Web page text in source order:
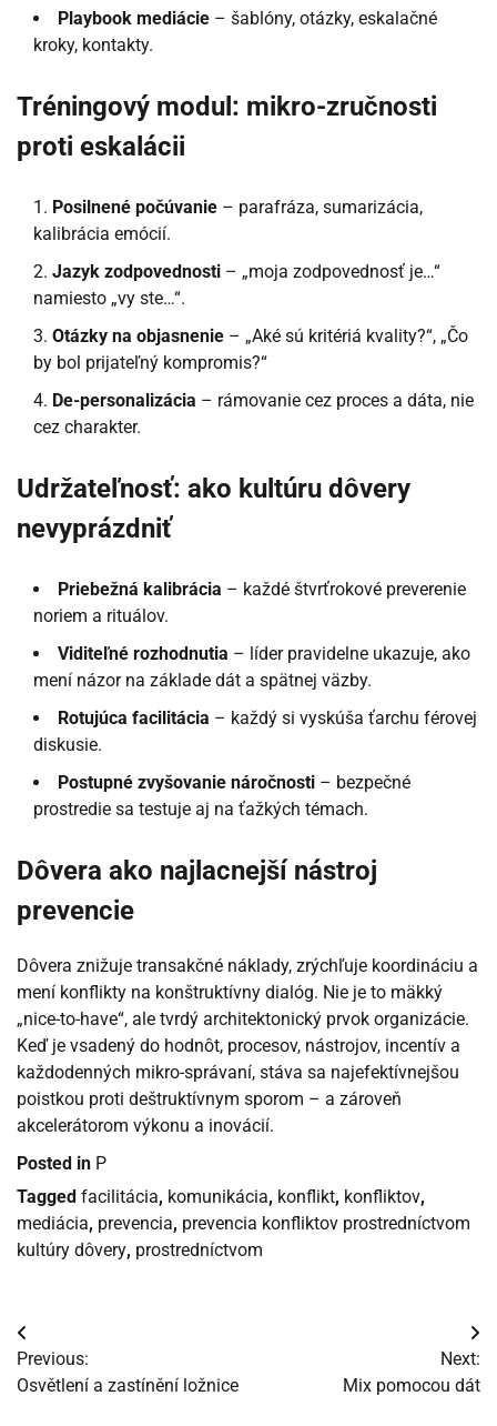
Playbook mediácie – šablóny, otázky, eskalačné
kroky, kontakty.
Tréningový modul: mikro-zručnosti
proti eskalácii
Posilnené počúvanie – parafráza, sumarizácia,
kalibrácia emócií.
Jazyk zodpovednosti – „moja zodpovednosť je…“
namiesto „vy ste…“.
Otázky na objasnenie – „Aké sú kritériá kvality?“, „Čo
by bol prijateľný kompromis?“
De-personalizácia – rámovanie cez proces a dáta, nie
cez charakter.
Udržateľnosť: ako kultúru dôvery
nevyprázdniť
Priebežná kalibrácia – každé štvrťrokové preverenie
noriem a rituálov.
Viditeľné rozhodnutia – líder pravidelne ukazuje, ako
mení názor na základe dát a spätnej väzby.
Rotujúca facilitácia – každý si vyskúša ťarchu férovej
diskusie.
Postupné zvyšovanie náročnosti – bezpečné
prostredie sa testuje aj na ťažkých témach.
Dôvera ako najlacnejší nástroj
prevencie
Dôvera znižuje transakčné náklady, zrýchľuje koordináciu a
mení konflikty na konštruktívny dialóg. Nie je to mäkký
„nice-to-have“, ale tvrdý architektonický prvok organizácie.
Keď je vsadený do hodnôt, procesov, nástrojov, incentív a
každodenných mikro-správaní, stáva sa najefektívnejšou
poistkou proti deštruktívnym sporom – a zároveň
akcelerátorom výkonu a inovácií.
Posted in P
Tagged facilitácia, komunikácia, konflikt, konfliktov,
mediácia, prevencia, prevencia konfliktov prostredníctvom
kultúry dôvery, prostredníctvom
Navigácia
v
Previous:
Osvětlení a zastínění ložnice
Next:
Mix pomocou dát